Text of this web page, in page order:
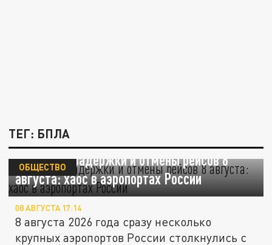
ТЕГ: БПЛА
Массовые задержки и отмены рейсов 8
августа: хаос в аэропортах России
ОБЩЕСТВО
08 АВГУСТА 17:14
8 августа 2026 года сразу несколько
крупных аэропортов России столкнулись с